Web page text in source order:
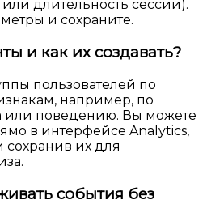
длительность сессии).
и сохраните.
и как их создавать?
пользователей по
например, по
или поведению. Вы можете
в интерфейсе Analytics,
их для
события без